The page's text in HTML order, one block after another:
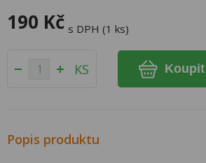
190 Kč s DPH (1 ks)
KS Koupit
Popis produktu